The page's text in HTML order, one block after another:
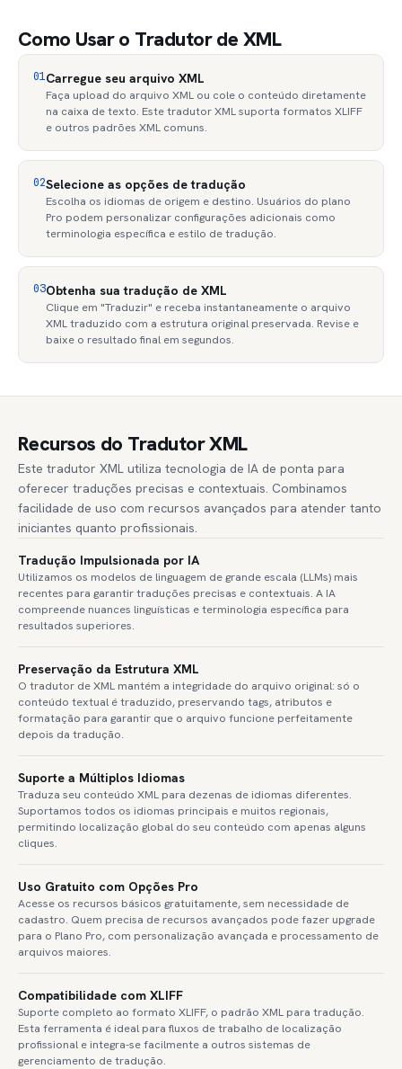
Como Usar o Tradutor de XML
01Carregue seu arquivo XML
Faça upload do arquivo XML ou cole o conteúdo diretamente
na caixa de texto. Este tradutor XML suporta formatos XLIFF
e outros padrões XML comuns.
02Selecione as opções de tradução
Escolha os idiomas de origem e destino. Usuários do plano
Pro podem personalizar configurações adicionais como
terminologia específica e estilo de tradução.
03Obtenha sua tradução de XML
Clique em "Traduzir" e receba instantaneamente o arquivo
XML traduzido com a estrutura original preservada. Revise e
baixe o resultado final em segundos.
Recursos do Tradutor XML
Este tradutor XML utiliza tecnologia de IA de ponta para
oferecer traduções precisas e contextuais. Combinamos
facilidade de uso com recursos avançados para atender tanto
iniciantes quanto profissionais.
Tradução Impulsionada por IA
Utilizamos os modelos de linguagem de grande escala (LLMs) mais
recentes para garantir traduções precisas e contextuais. A IA
compreende nuances linguísticas e terminologia específica para
resultados superiores.
Preservação da Estrutura XML
O tradutor de XML mantém a integridade do arquivo original: só o
conteúdo textual é traduzido, preservando tags, atributos e
formatação para garantir que o arquivo funcione perfeitamente
depois da tradução.
Suporte a Múltiplos Idiomas
Traduza seu conteúdo XML para dezenas de idiomas diferentes.
Suportamos todos os idiomas principais e muitos regionais,
permitindo localização global do seu conteúdo com apenas alguns
cliques.
Uso Gratuito com Opções Pro
Acesse os recursos básicos gratuitamente, sem necessidade de
cadastro. Quem precisa de recursos avançados pode fazer upgrade
para o Plano Pro, com personalização avançada e processamento de
arquivos maiores.
Compatibilidade com XLIFF
Suporte completo ao formato XLIFF, o padrão XML para tradução.
Esta ferramenta é ideal para fluxos de trabalho de localização
profissional e integra-se facilmente a outros sistemas de
gerenciamento de tradução.